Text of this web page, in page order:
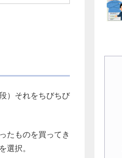
）それをちびちび
たものを買ってき
選択。